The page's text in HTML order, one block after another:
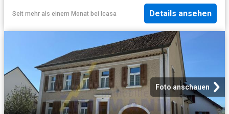
Seit mehr als einem Monat bei Icasa Details ansehen
Foto anschauen